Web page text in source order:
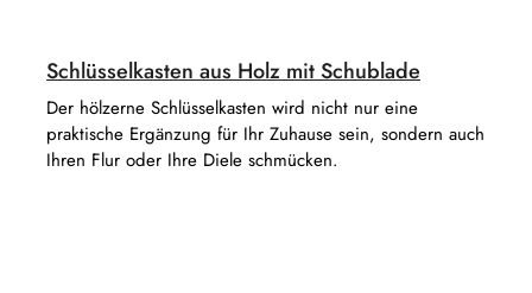
Schlüsselkasten aus Holz mit Schublade
Der hölzerne Schlüsselkasten wird nicht nur eine
praktische Ergänzung für Ihr Zuhause sein, sondern auch
Ihren Flur oder Ihre Diele schmücken.